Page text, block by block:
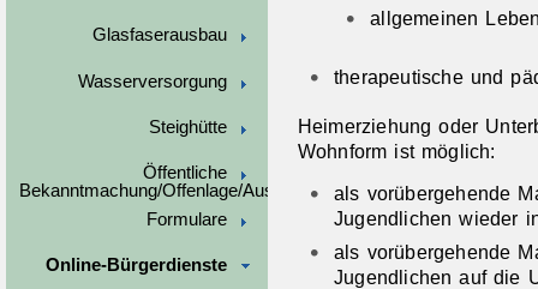
Glasfaserausbau
Wasserversorgung
Steighütte
Öffentliche
Bekanntmachung/Offenlage/Ausschreibungen
Formulare
Online-Bürgerdienste
allgemeinen
therapeutische und
Heimerziehung oder
Wohnform ist möglich:
als vorübergehende
Jugendlichen wieder
als vorübergehende
Jugendlichen auf die